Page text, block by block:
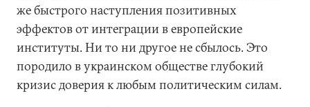
же быстрого наступления позитивных
эффектов от интеграции в европейские
институты. Ни то ни другое не сбылось. Это
породило в украинском обществе глубокий
кризис доверия к любым политическим силам.